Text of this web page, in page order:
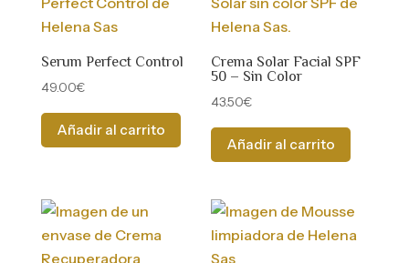
Serum Perfect Control
49.00€
Añadir al carrito
Crema Solar Facial SPF
50 – Sin Color
43.50€
Añadir al carrito